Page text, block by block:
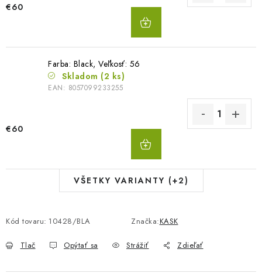
€60
Farba: Black, Veľkosť: 56
Skladom (2 ks)
EAN: 8057099233255
€60
VŠETKY VARIANTY (+2)
Kód tovaru: 10428/BLA Značka:KASK
Tlač Opýtať sa Strážiť Zdieľať